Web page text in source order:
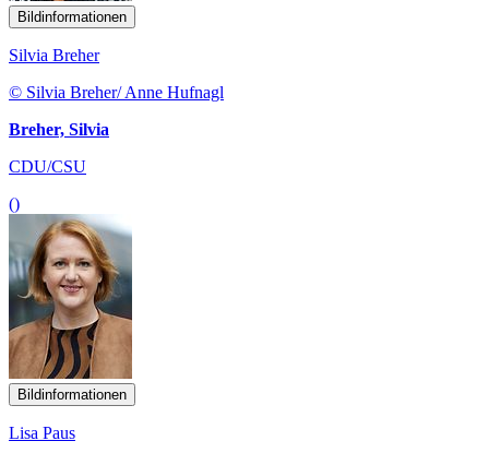
Bildinformationen
Silvia Breher
© Silvia Breher/ Anne Hufnagl
Breher, Silvia
CDU/CSU
()
Bildinformationen
Lisa Paus